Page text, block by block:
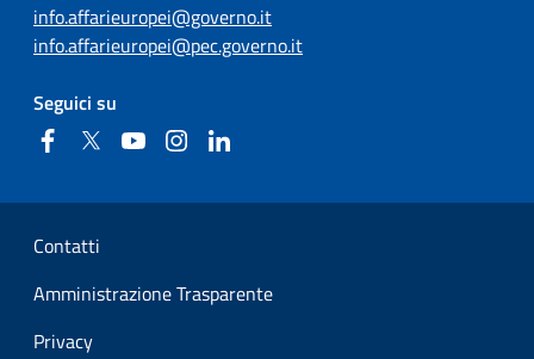
info.affarieuropei@governo.it
info.affarieuropei@pec.governo.it
Seguici su
FacebookTwitter YouTubeInstagram
Sezione Link Utili
Contatti
Amministrazione Trasparente
Privacy